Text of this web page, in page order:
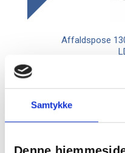
Samtykke
Affaldspose